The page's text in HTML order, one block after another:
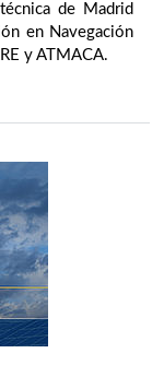
de Madrid
en Navegación
y ATMACA.